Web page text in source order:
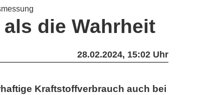
als die Wahrheit
28.02.2024, 15:02 Uhr
Kraftstoffverbrauch auch bei